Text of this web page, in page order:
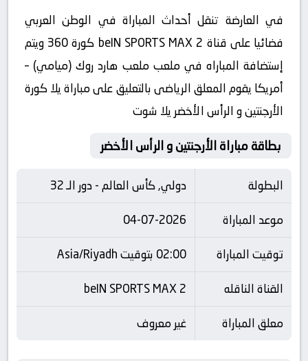
في العارضة تنقل أحداث المباراة في الوطن العربي
فضائيا على قناة beIN SPORTS MAX 2 كورة 360 ويتم
إستضافة المباراه في ملعب ملعب هارد روك (ميامي) –
أمريكا يقوم المعلق الرياضى بالتعليق على مباراة يلا كورة
الأرجنتين و الرأس الأخضر يلا شوت
بطاقة مباراة الأرجنتين و الرأس الأخضر
البطولة
دولي, كأس العالم - دور الـ 32
موعد المباراة
04-07-2026
توقيت المباراة
02:00 بتوقيت Asia/Riyadh
القناة الناقله
beIN SPORTS MAX 2
معلق المباراة
غير معروف